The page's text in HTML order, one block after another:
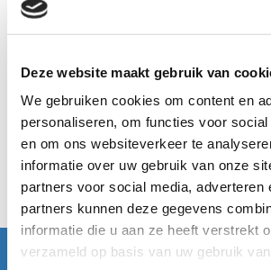
Deze website maakt gebruik van
We gebruiken cookies om content en
personaliseren, om functies voor
en om ons websiteverkeer te
informatie over uw gebruik van onze
partners voor social media, adverteren
partners kunnen deze gegevens
informatie die u aan ze heeft verstrekt
verzameld op basis van uw gebruik
verzekeringsplaatje